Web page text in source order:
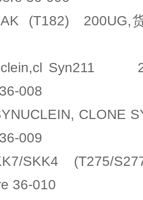
(T182) 200UG,
Syn211
008
CLONE
009
SKK4 (T275/
36-010